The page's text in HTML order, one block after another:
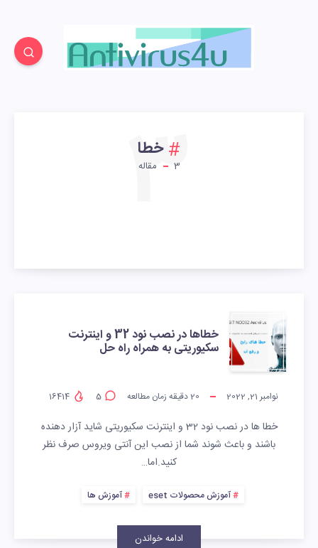
خطا
3 مقاله
3
خطاها در نصب نود 32 و اینترنت
سکیوریتی به همراه راه حل
نوامبر 21, 2022 20دقیقه زمان مطالعه 5
16414
خطا ها در نصب نود 32 و اینترنت سکیوریتی شاید آزار دهنده
باشند و باعث شوند شما از نصب این آنتی ویروس صرف نظر
کنید.اما…
آموزش محصولات eset آموزش ها
ادامه خواندن